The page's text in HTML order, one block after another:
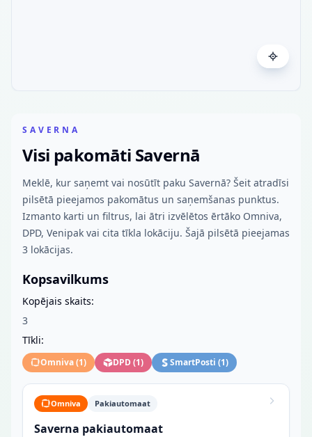
SAVERNA
Visi pakomāti Savernā
Meklē, kur saņemt vai nosūtīt paku Savernā? Šeit atradīsi
pilsētā pieejamos pakomātus un saņemšanas punktus.
Izmanto karti un filtrus, lai ātri izvēlētos ērtāko Omniva,
DPD, Venipak vai cita tīkla lokāciju. Šajā pilsētā pieejamas
3 lokācijas.
Kopsavilkums
Kopējais skaits:
3
Tīkli:
Omniva(1) DPD(1) SmartPosti (1)
Omniva Pakiautomaat
Saverna pakiautomaat